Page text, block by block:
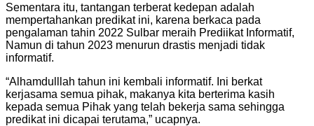
Sementara itu, tantangan terberat kedepan adalah
mempertahankan predikat ini, karena berkaca pada
pengalaman tahin 2022 Sulbar meraih Prediikat Informatif,
Namun di tahun 2023 menurun drastis menjadi tidak
informatif.
“Alhamdulllah tahun ini kembali informatif. Ini berkat
kerjasama semua pihak, makanya kita berterima kasih
kepada semua Pihak yang telah bekerja sama sehingga
predikat ini dicapai terutama,” ucapnya.